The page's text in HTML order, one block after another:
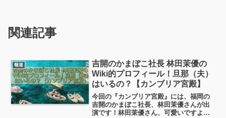
関連記事
報道
吉開のかまぼこ社長 林田茉優の
Wiki的プロフィール！旦那（夫）
はいるの？【カンブリア宮殿】
今回の『カンブリア宮殿』には、福岡の
吉開のかまぼこ社長、林田茉優さんが出
演です！林田茉優さん、可愛いですよ